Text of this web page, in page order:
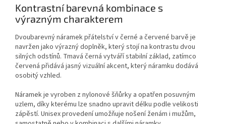
Kontrastní barevná kombinace s
výrazným charakterem
Dvoubarevný náramek přátelství v černé a červené barvě je
navržen jako výrazný doplněk, který stojí na kontrastu dvou
silných odstínů. Tmavá černá vytváří stabilní základ, zatímco
červená přidává jasný vizuální akcent, který náramku dodává
osobitý vzhled.
Náramek je vyroben z nylonové šňůrky a opatřen posuvným
uzlem, díky kterému lze snadno upravit délku podle velikosti
zápěstí. Unisex provedení umožňuje nošení ženám i mužům,